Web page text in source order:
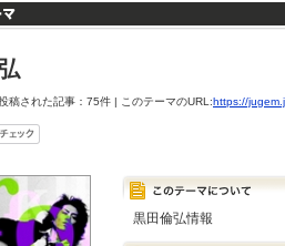
稿された記事：75件 | このテーマのURL:https://
黒田倫弘情報